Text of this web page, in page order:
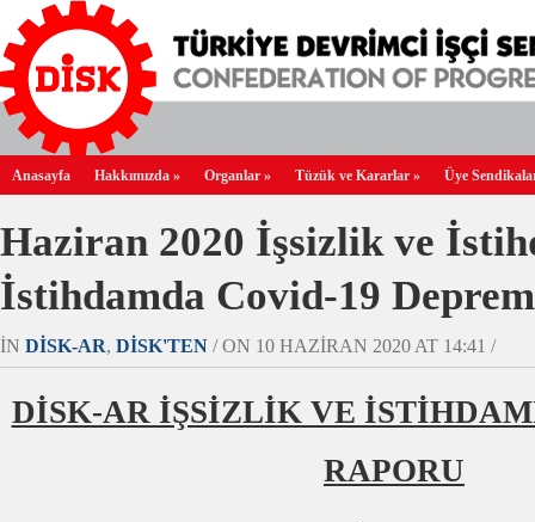
Anasayfa Hakkımızda » Organlar » Tüzük ve Kararlar » Üye
Haziran 2020 İşsizlik ve
İstihdamda Covid-19
IN DİSK-AR, DİSK'TEN / ON 10 HAZIRAN 2020 AT 14:41 /
DİSK-AR İŞSİZLİK VE
RAPORU